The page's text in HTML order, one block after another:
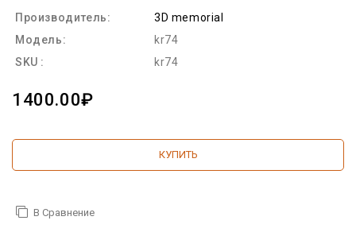
Производитель:
3D memorial
Модель:
kr74
SKU :
kr74
1400.00₽
КУПИТЬ
В Сравнение